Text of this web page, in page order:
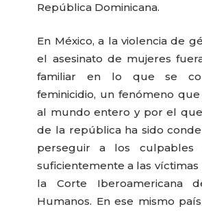
República Dominicana.
En México, a la violencia de
el asesinato de mujeres
familiar en lo que se
feminicidio, un fenómeno
al mundo entero y por el
de la república ha sido
perseguir a los culpables
suficientemente a las
la Corte Iberoamericana
Humanos. En ese mismo